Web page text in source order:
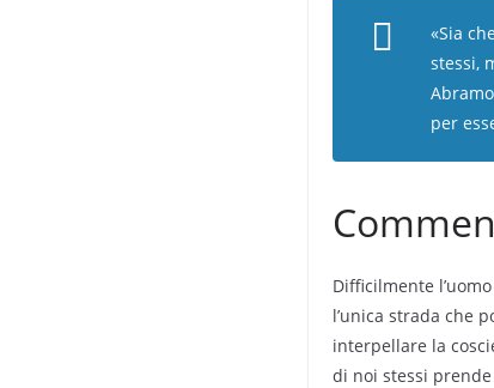
«Sia
stessi,
per
Difficilmente
l’unica strada che
interpellare la
di noi stessi